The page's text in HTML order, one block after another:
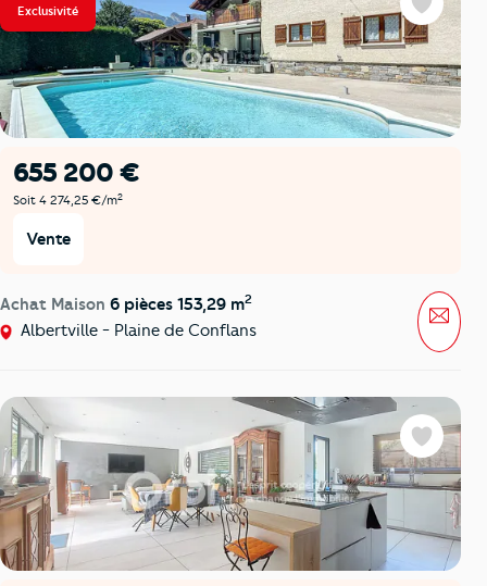
Exclusivité
655 200 €
Soit 4 274,25 €/m2
Vente
Achat Maison 6 pièces 153,29 m2
Albertville - Plaine de Conflans
Favoris
Favoris